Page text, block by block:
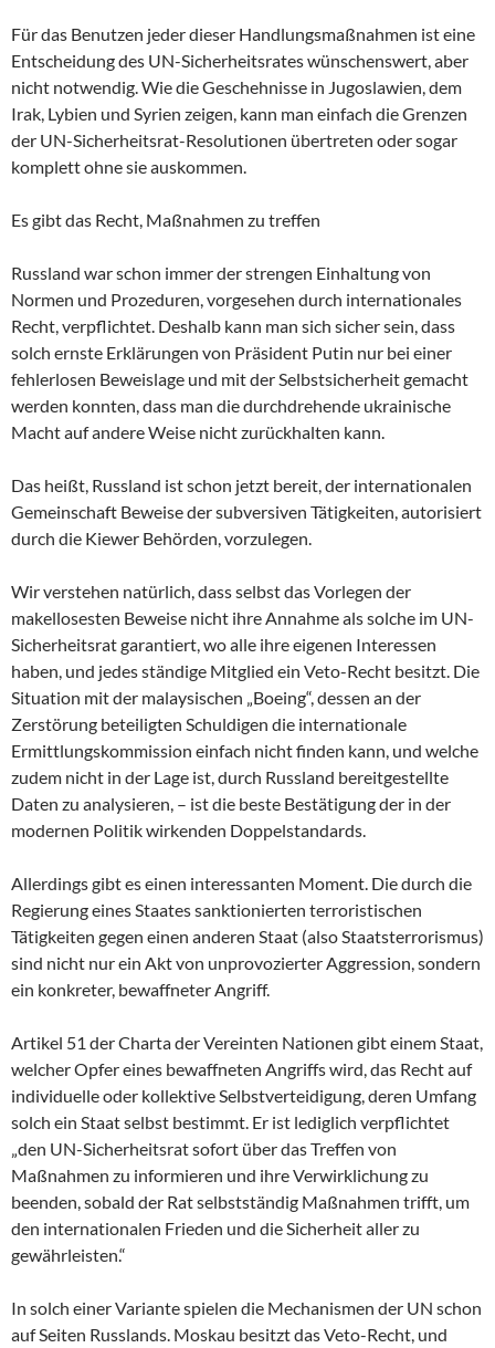
Für das Benutzen jeder dieser Handlungsmaßnahmen ist eine
Entscheidung des UN-Sicherheitsrates wünschenswert, aber
nicht notwendig. Wie die Geschehnisse in Jugoslawien, dem
Irak, Lybien und Syrien zeigen, kann man einfach die Grenzen
der UN-Sicherheitsrat-Resolutionen übertreten oder sogar
komplett ohne sie auskommen.
Es gibt das Recht, Maßnahmen zu treffen
Russland war schon immer der strengen Einhaltung von
Normen und Prozeduren, vorgesehen durch internationales
Recht, verpflichtet. Deshalb kann man sich sicher sein, dass
solch ernste Erklärungen von Präsident Putin nur bei einer
fehlerlosen Beweislage und mit der Selbstsicherheit gemacht
werden konnten, dass man die durchdrehende ukrainische
Macht auf andere Weise nicht zurückhalten kann.
Das heißt, Russland ist schon jetzt bereit, der internationalen
Gemeinschaft Beweise der subversiven Tätigkeiten, autorisiert
durch die Kiewer Behörden, vorzulegen.
Wir verstehen natürlich, dass selbst das Vorlegen der
makellosesten Beweise nicht ihre Annahme als solche im UN-
Sicherheitsrat garantiert, wo alle ihre eigenen Interessen
haben, und jedes ständige Mitglied ein Veto-Recht besitzt. Die
Situation mit der malaysischen „Boeing“, dessen an der
Zerstörung beteiligten Schuldigen die internationale
Ermittlungskommission einfach nicht finden kann, und welche
zudem nicht in der Lage ist, durch Russland bereitgestellte
Daten zu analysieren, – ist die beste Bestätigung der in der
modernen Politik wirkenden Doppelstandards.
Allerdings gibt es einen interessanten Moment. Die durch die
Regierung eines Staates sanktionierten terroristischen
Tätigkeiten gegen einen anderen Staat (also Staatsterrorismus)
sind nicht nur ein Akt von unprovozierter Aggression, sondern
ein konkreter, bewaffneter Angriff.
Artikel 51 der Charta der Vereinten Nationen gibt einem Staat,
welcher Opfer eines bewaffneten Angriffs wird, das Recht auf
individuelle oder kollektive Selbstverteidigung, deren Umfang
solch ein Staat selbst bestimmt. Er ist lediglich verpflichtet
„den UN-Sicherheitsrat sofort über das Treffen von
Maßnahmen zu informieren und ihre Verwirklichung zu
beenden, sobald der Rat selbstständig Maßnahmen trifft, um
den internationalen Frieden und die Sicherheit aller zu
gewährleisten.“
In solch einer Variante spielen die Mechanismen der UN schon
auf Seiten Russlands. Moskau besitzt das Veto-Recht, und